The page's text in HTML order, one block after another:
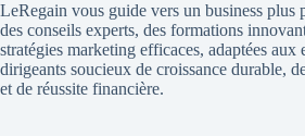
LeRegain vous guide vers un business plus
des conseils experts, des formations
stratégies marketing efficaces, adaptées aux
dirigeants soucieux de croissance durable,
et de réussite financière.